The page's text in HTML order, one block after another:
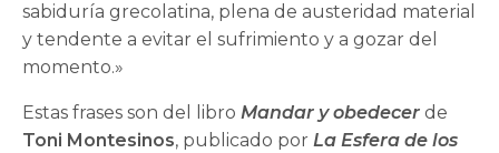
sabiduría grecolatina, plena de austeridad material
y tendente a evitar el sufrimiento y a gozar del
momento.»
Estas frases son del libroMandar y obedecer de
Toni Montesinos, publicado porLa Esfera de los